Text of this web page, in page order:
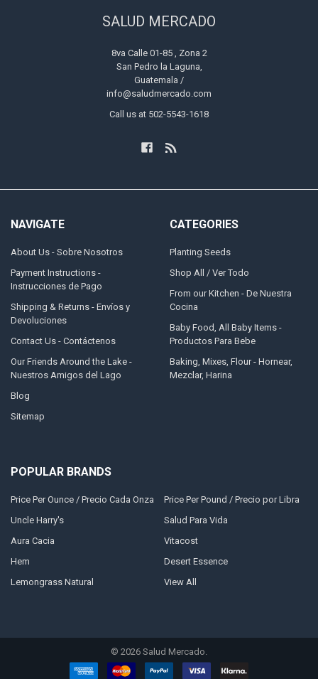
SALUD MERCADO
8va Calle 01-85 , Zona 2
San Pedro la Laguna,
Guatemala /
info@saludmercado.com
Call us at 502-5543-1618
NAVIGATE
About Us - Sobre Nosotros
Payment Instructions -
Instrucciones de Pago
Shipping & Returns - Envíos y
Devoluciones
Contact Us - Contáctenos
Our Friends Around the Lake -
Nuestros Amigos del Lago
Blog
Sitemap
CATEGORIES
Planting Seeds
Shop All / Ver Todo
From our Kitchen - De Nuestra
Cocina
Baby Food, All Baby Items -
Productos Para Bebe
Baking, Mixes, Flour - Hornear,
Mezclar, Harina
POPULAR BRANDS
Price Per Ounce / Precio Cada Onza
Uncle Harry's
Aura Cacia
Hem
Lemongrass Natural
Price Per Pound / Precio por Libra
Salud Para Vida
Vitacost
Desert Essence
View All
© 2026 Salud Mercado.